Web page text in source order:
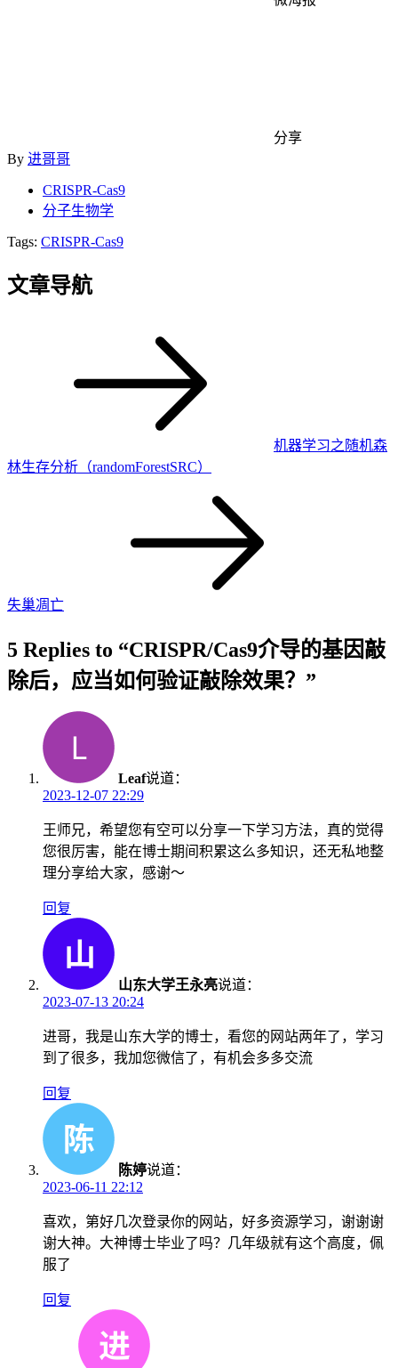
分享
By 进哥哥
CRISPR-Cas9
分子生物学
Tags: CRISPR-Cas9
文章导航
机器学习之随机森
林生存分析（randomForestSRC）
失巢凋亡
5 Replies to “CRISPR/Cas9介导的基因敲
除后，应当如何验证敲除效果？”
Leaf说道：
2023-12-07 22:29
王师兄，希望您有空可以分享一下学习方法，真的觉得
您很厉害，能在博士期间积累这么多知识，还无私地整
理分享给大家，感谢～
回复
山东大学王永亮说道：
2023-07-13 20:24
进哥，我是山东大学的博士，看您的网站两年了，学习
到了很多，我加您微信了，有机会多多交流
回复
陈婷说道：
2023-06-11 22:12
喜欢，第好几次登录你的网站，好多资源学习，谢谢谢
谢大神。大神博士毕业了吗？几年级就有这个高度，佩
服了
回复